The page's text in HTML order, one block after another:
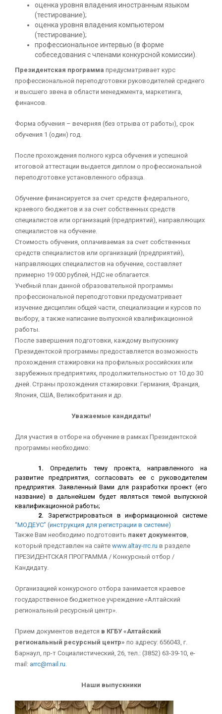
оценка уровня владения иностранным языком
(тестирование);
оценка уровня владения компьютером
(тестирование);
профессиональное интервью (в форме
собеседования с членами конкурсной комиссии).
Президентская программа предусматривает курс
профессиональной переподготовки руководителей среднего
и высшего звена в области менеджмента, маркетинга,
финансов.
Форма обучения – вечерняя (без отрыва от работы), срок
обучения 1 (один) год.
После прохождения полного курса обучения и успешной
итоговой аттестации выдается диплом о профессиональной
переподготовке установленного образца.
Обучение финансируется за счет средств федерального,
краевого бюджетов и за счет собственных средств
специалистов или организаций (предприятий), направляющих
специалистов на обучение.
Стоимость обучения, оплачиваемая за счет собственных
средств специалистов или организаций (предприятий),
направляющих специалистов на обучение, составляет
примерно 19 000 рублей, НДС не облагается.
Учебный план данной образовательной программы
профессиональной переподготовки предусматривает
изучение дисциплин общей части, специализации и курсов по
выбору, а также написание выпускной квалификационной
работы.
После завершения подготовки, каждому выпускнику
Президентской программы предоставляется возможность
прохождения стажировки на профильных российских или
зарубежных предприятиях, продолжительностью от 10 до 30
дней. Страны прохождения стажировки: Германия, Франция,
Япония, США, Великобритания и др.
Уважаемые кандидаты!
Для участия в отборе на обучение в рамках Президентской
программы необходимо:
1. Определить тему проекта, направленного на
развитие предприятия, согласовать ее с руководителем
предприятия. Заявленный Вами для разработки проект (его
название) в дальнейшем будет являться темой выпускной
квалификационной работы;
2. Зарегистрироваться в информационной системе
“МОДЕУС” (инструкция для регистрации в системе)
Также Вам необходимо подготовить пакет документов
который представлен на сайте www.altay-rrc.ru в разделе
ПРЕЗИДЕНТСКАЯ ПРОГРАММА / Конкурсный отбор /
Кандидату.
Организацией конкурсного отбора занимается краевое
государственное бюджетное учреждение «Алтайский
региональный ресурсный центр».
Прием документов ведется в КГБУ «Алтайский
региональный ресурсный центр» по адресу: 656043, г.
Барнаул, пр-т Социалистический, 26, тел.: (3852) 63-39-10, e-
mail: arrc@mail.ru
Наши выпускники